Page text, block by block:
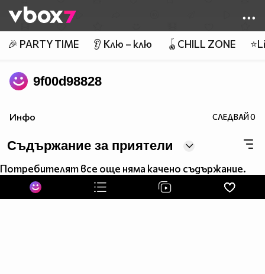
👾
🎉 PARTY TIME 👂 Клю – клю 🪀CHILL ZONE
9f00d98828
Инфо СЛЕДВАЙ0
Съдържание за приятели
Потребителят все още няма качено съдържание.